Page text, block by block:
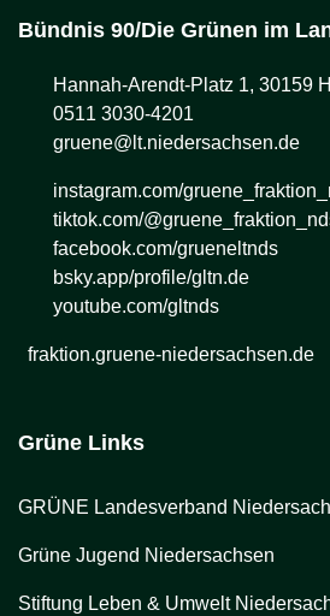
Bündnis 90/Die Grünen im
Hannah-Arendt-Platz 1, 30159
0511 3030-4201
gruene@lt.niedersachsen.de
instagram.com/
tiktok.com/
facebook.com/grueneltnds
bsky.app/profile/gltn.de
youtube.com/gltnds
fraktion.gruene-niedersachsen.de
Grüne Links
GRÜNE Landesverband
Grüne Jugend Niedersachsen
Stiftung Leben & Umwelt